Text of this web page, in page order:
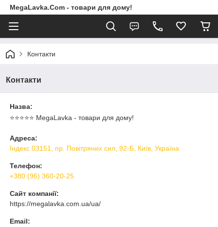
MegaLavka.Com - товари для дому!
Контакти
Контакти
Назва:
⭐️⭐️⭐️⭐️⭐️ MegaLavka - товари для дому!
Адреса:
Індекс 03151, пр. Повітряних сил, 92-Б, Київ, Україна
Телефон:
+380 (96) 360-20-25
Сайт компанії:
https://megalavka.com.ua/ua/
Email: